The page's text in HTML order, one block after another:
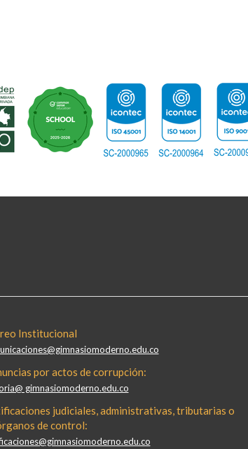
Institucional
por actos de corrupción:
gimnasiomoderno.edu.co
judiciales, administrativas, tributarias o
de control: